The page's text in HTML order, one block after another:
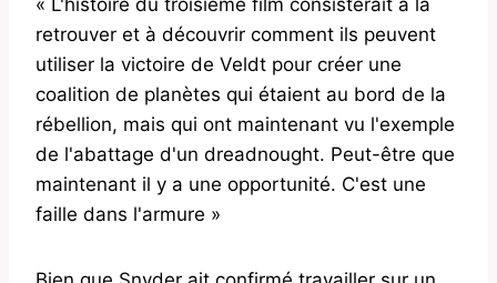
« L'histoire du troisième film consisterait à la
retrouver et à découvrir comment ils peuvent
utiliser la victoire de Veldt pour créer une
coalition de planètes qui étaient au bord de la
rébellion, mais qui ont maintenant vu l'exemple
de l'abattage d'un dreadnought. Peut-être que
maintenant il y a une opportunité. C'est une
faille dans l'armure »